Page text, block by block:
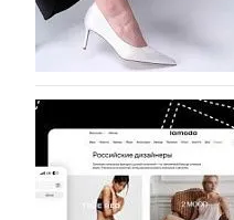
BALLINA
Компания BALLINA
Гуанчжоу, столице
разработку,